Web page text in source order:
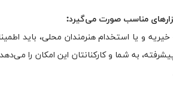
مناسب صورت می‌گیرد:
و یا استخدام هنرمندان محلی، باید
به شما و کارکنانتان این امکان را